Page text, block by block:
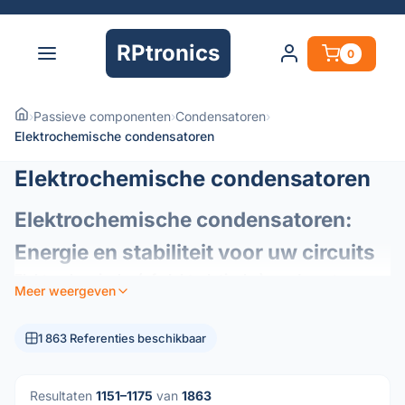
RPtronics 0
›Passieve componenten›Condensatoren›
Elektrochemische condensatoren
Elektrochemische condensatoren
Elektrochemische condensatoren:
Energie en stabiliteit voor uw circuits
zijn essentiële elementen van de moderne elektronica en
ontworpen om een ​​hoge capaciteitsdichtheid te bieden in
voor energiebeheer en signaalstabilisatie.
Meer weergeven
1 863 Referenties beschikbaar
Resultaten 1151–1175 van 1863